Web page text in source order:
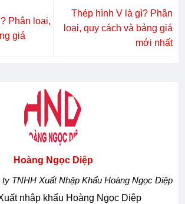
Phân loại,
giá
Thép hình V là gì? Phân
loại, quy cách và bảng giá
mới nhất
Hoàng Ngọc Diệp
TNHH Xuất Nhập Khẩu Hoàng Ngọc Diệp
nhập khẩu Hoàng Ngọc Diệp